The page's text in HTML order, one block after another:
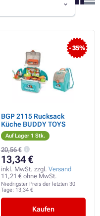
- 35%
BGP 2115 Rucksack
Küche BUDDY TOYS
Auf Lager 1 Stk.
20,56 €
13,34 €
inkl. MwSt. zzgl. Versand
11,21 € ohne MwSt.
Niedrigster Preis der letzten 30
Tage: 13,34 €
Kaufen